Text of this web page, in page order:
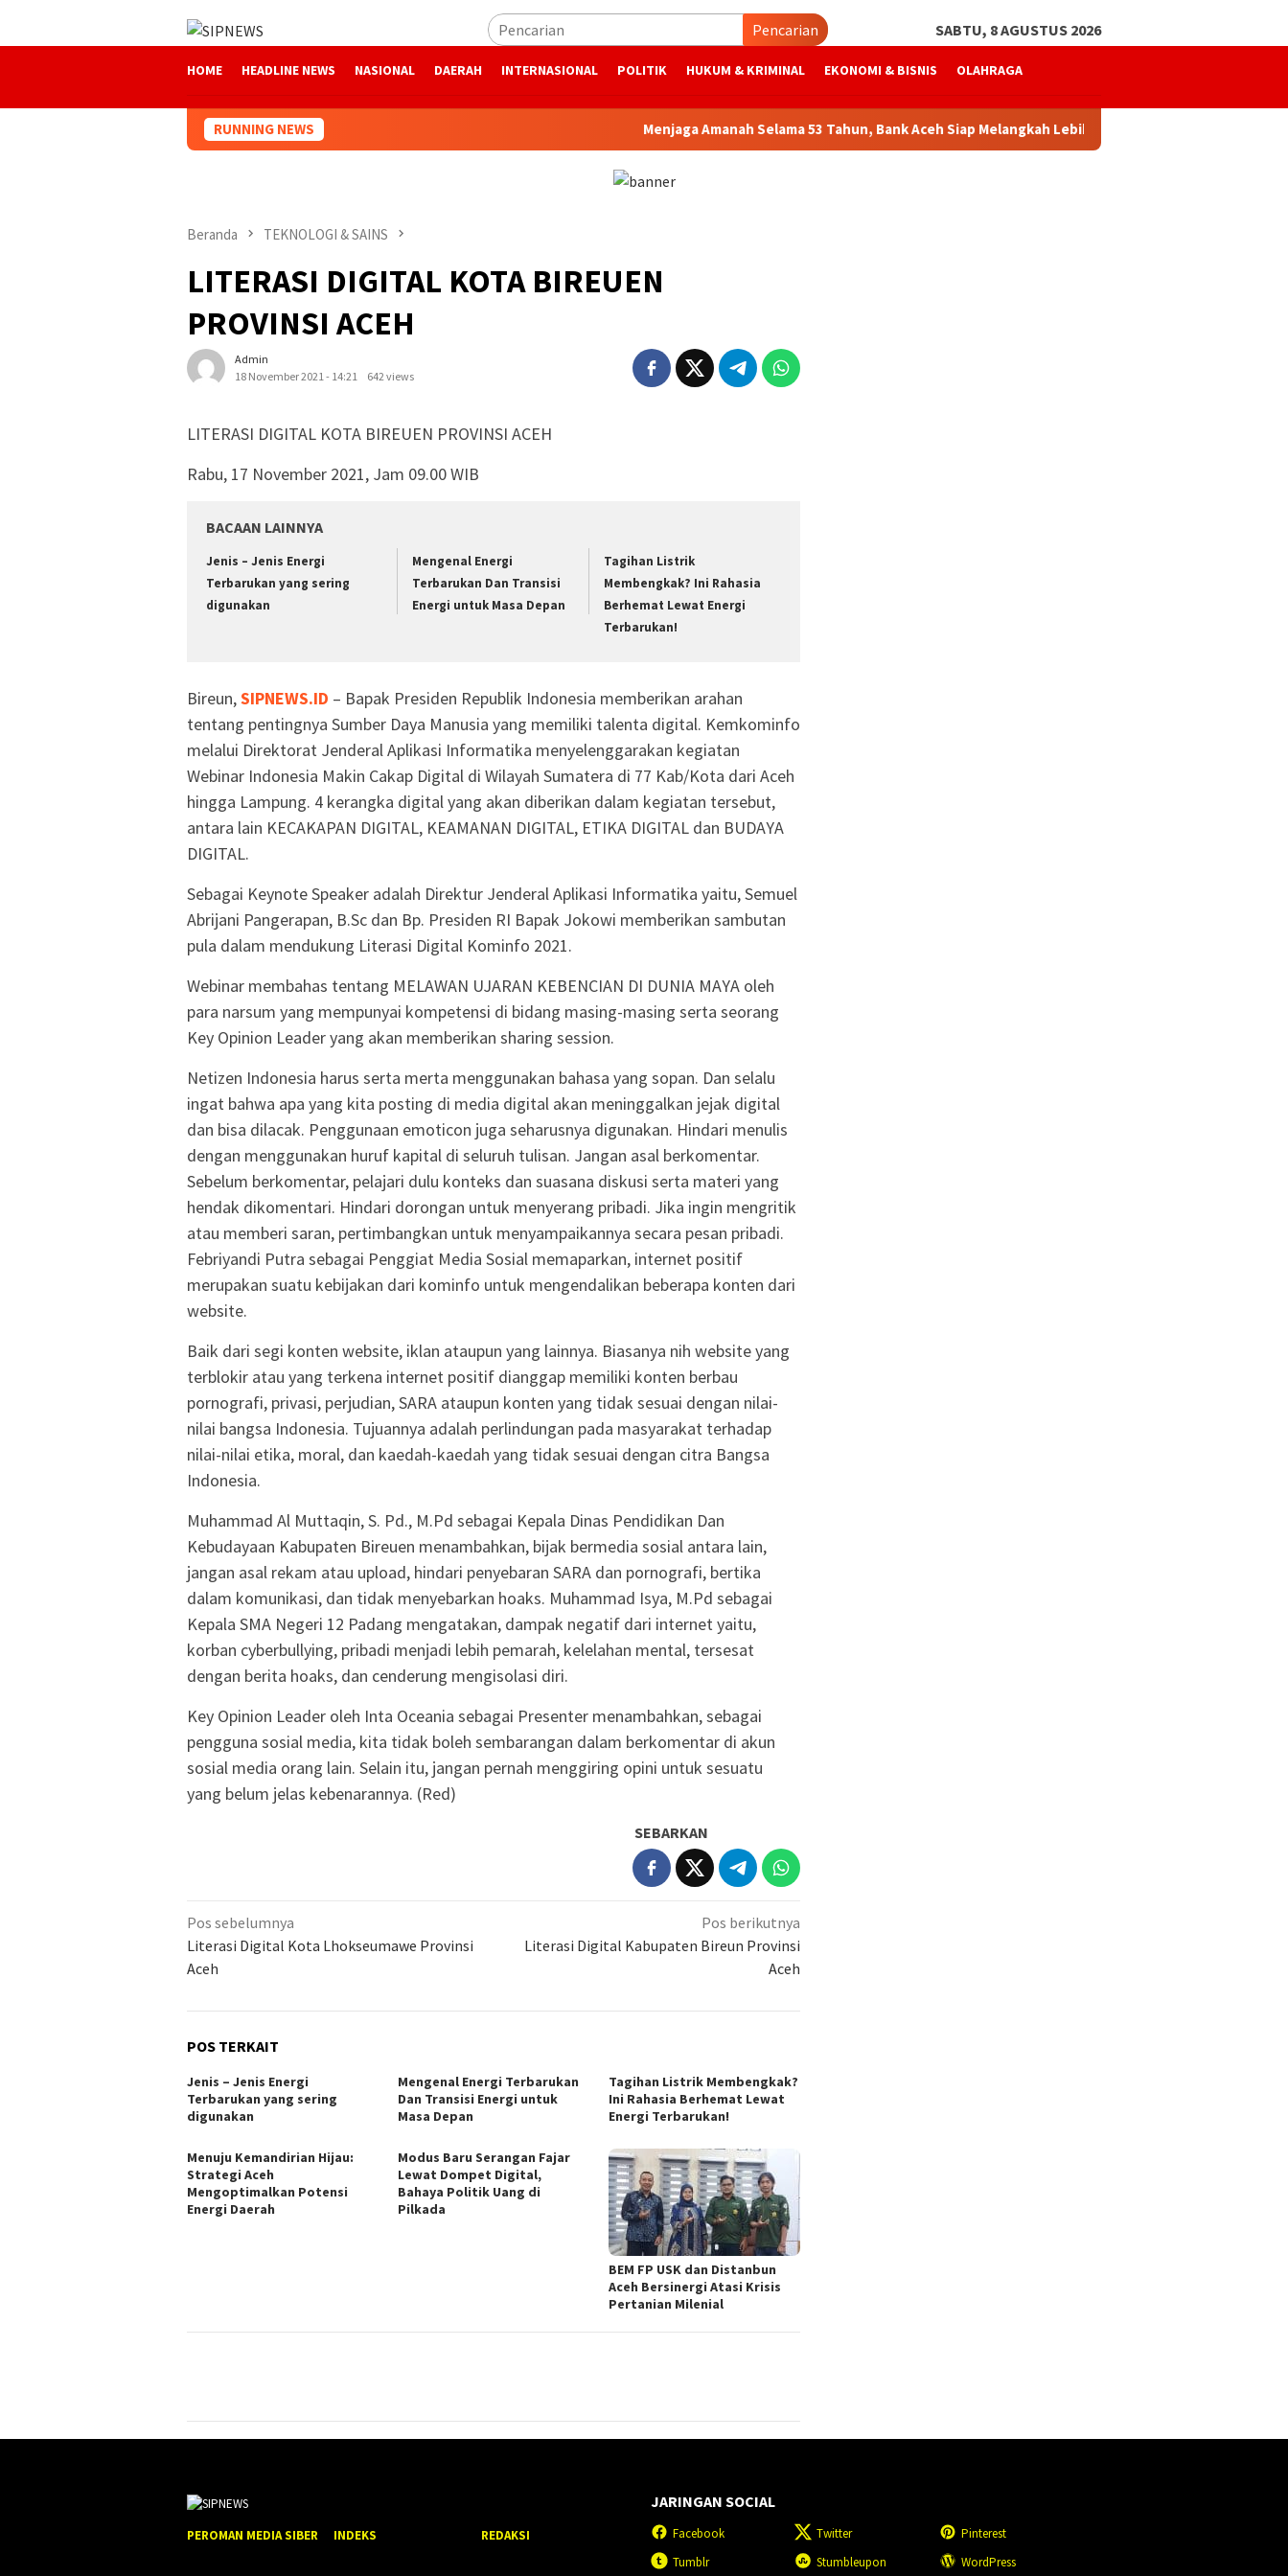
Pencarian SABTU, 8 AGUSTUS 2026
HOME HEADLINE NEWS NASIONAL DAERAH INTERNASIONAL POLITIK HUKUM & KRIMINAL EKONOMI & BISNIS OLAHRAGA
RUNNING NEWS Menjaga Amanah Selama 53 Tahun, Bank Aceh Siap Melangkah Lebih Kuat
Beranda TEKNOLOGI & SAINS
LITERASI DIGITAL KOTA BIREUEN
PROVINSI ACEH
Admin
18 November 2021 - 14:21
642 views
LITERASI DIGITAL KOTA BIREUEN PROVINSI ACEH
Rabu, 17 November 2021, Jam 09.00 WIB
BACAAN LAINNYA
Jenis – Jenis Energi
Terbarukan yang sering
digunakan
Mengenal Energi
Terbarukan Dan Transisi
Energi untuk Masa Depan
Tagihan Listrik
Membengkak? Ini Rahasia
Berhemat Lewat Energi
Terbarukan!
Bireun,SIPNEWS.ID – Bapak Presiden Republik Indonesia memberikan arahan
tentang pentingnya Sumber Daya Manusia yang memiliki talenta digital. Kemkominfo
melalui Direktorat Jenderal Aplikasi Informatika menyelenggarakan kegiatan
Webinar Indonesia Makin Cakap Digital di Wilayah Sumatera di 77 Kab/Kota dari Aceh
hingga Lampung. 4 kerangka digital yang akan diberikan dalam kegiatan tersebut,
antara lain KECAKAPAN DIGITAL, KEAMANAN DIGITAL, ETIKA DIGITAL dan BUDAYA
DIGITAL.
Sebagai Keynote Speaker adalah Direktur Jenderal Aplikasi Informatika yaitu, Semuel
Abrijani Pangerapan, B.Sc dan Bp. Presiden RI Bapak Jokowi memberikan sambutan
pula dalam mendukung Literasi Digital Kominfo 2021.
Webinar membahas tentang MELAWAN UJARAN KEBENCIAN DI DUNIA MAYA oleh
para narsum yang mempunyai kompetensi di bidang masing-masing serta seorang
Key Opinion Leader yang akan memberikan sharing session.
Netizen Indonesia harus serta merta menggunakan bahasa yang sopan. Dan selalu
ingat bahwa apa yang kita posting di media digital akan meninggalkan jejak digital
dan bisa dilacak. Penggunaan emoticon juga seharusnya digunakan. Hindari menulis
dengan menggunakan huruf kapital di seluruh tulisan. Jangan asal berkomentar.
Sebelum berkomentar, pelajari dulu konteks dan suasana diskusi serta materi yang
hendak dikomentari. Hindari dorongan untuk menyerang pribadi. Jika ingin mengritik
atau memberi saran, pertimbangkan untuk menyampaikannya secara pesan pribadi.
Febriyandi Putra sebagai Penggiat Media Sosial memaparkan, internet positif
merupakan suatu kebijakan dari kominfo untuk mengendalikan beberapa konten dari
website.
Baik dari segi konten website, iklan ataupun yang lainnya. Biasanya nih website yang
terblokir atau yang terkena internet positif dianggap memiliki konten berbau
pornografi, privasi, perjudian, SARA ataupun konten yang tidak sesuai dengan nilai-
nilai bangsa Indonesia. Tujuannya adalah perlindungan pada masyarakat terhadap
nilai-nilai etika, moral, dan kaedah-kaedah yang tidak sesuai dengan citra Bangsa
Indonesia.
Muhammad Al Muttaqin, S. Pd., M.Pd sebagai Kepala Dinas Pendidikan Dan
Kebudayaan Kabupaten Bireuen menambahkan, bijak bermedia sosial antara lain,
jangan asal rekam atau upload, hindari penyebaran SARA dan pornografi, bertika
dalam komunikasi, dan tidak menyebarkan hoaks. Muhammad Isya, M.Pd sebagai
Kepala SMA Negeri 12 Padang mengatakan, dampak negatif dari internet yaitu,
korban cyberbullying, pribadi menjadi lebih pemarah, kelelahan mental, tersesat
dengan berita hoaks, dan cenderung mengisolasi diri.
Key Opinion Leader oleh Inta Oceania sebagai Presenter menambahkan, sebagai
pengguna sosial media, kita tidak boleh sembarangan dalam berkomentar di akun
sosial media orang lain. Selain itu, jangan pernah menggiring opini untuk sesuatu
yang belum jelas kebenarannya. (Red)
SEBARKAN
Navigasi
pos
Pos sebelumnya
Literasi Digital Kota Lhokseumawe Provinsi
Aceh
Pos berikutnya
Literasi Digital Kabupaten Bireun Provinsi
Aceh
POS TERKAIT
Jenis – Jenis Energi
Terbarukan yang sering
digunakan
Mengenal Energi Terbarukan
Dan Transisi Energi untuk
Masa Depan
Tagihan Listrik Membengkak?
Ini Rahasia Berhemat Lewat
Energi Terbarukan!
Menuju Kemandirian Hijau:
Strategi Aceh
Mengoptimalkan Potensi
Energi Daerah
Modus Baru Serangan Fajar
Lewat Dompet Digital,
Bahaya Politik Uang di
Pilkada
BEM FP USK dan Distanbun
Aceh Bersinergi Atasi Krisis
Pertanian Milenial
PEROMAN MEDIA SIBER INDEKS REDAKSI
JARINGAN SOCIAL
Facebook Twitter
Pinterest
Tumblr
Stumbleupon WordPress